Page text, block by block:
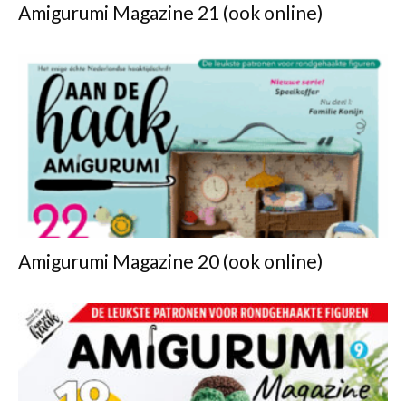
Amigurumi Magazine 21 (ook online)
Amigurumi Magazine 20 (ook online)